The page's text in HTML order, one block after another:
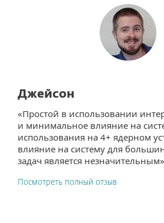
Джейсон
«Простой в использовании
и минимальное влияние на
использования на 4+ ядерном
влияние на систему для
задач является
Посмотреть полный отзыв